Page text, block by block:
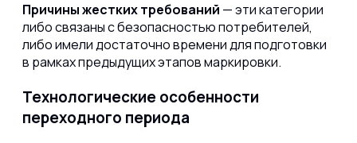
Причины жестких требований — эти категории
либо связаны с безопасностью потребителей,
либо имели достаточно времени для подготовки
в рамках предыдущих этапов маркировки.
Технологические особенности
переходного периода